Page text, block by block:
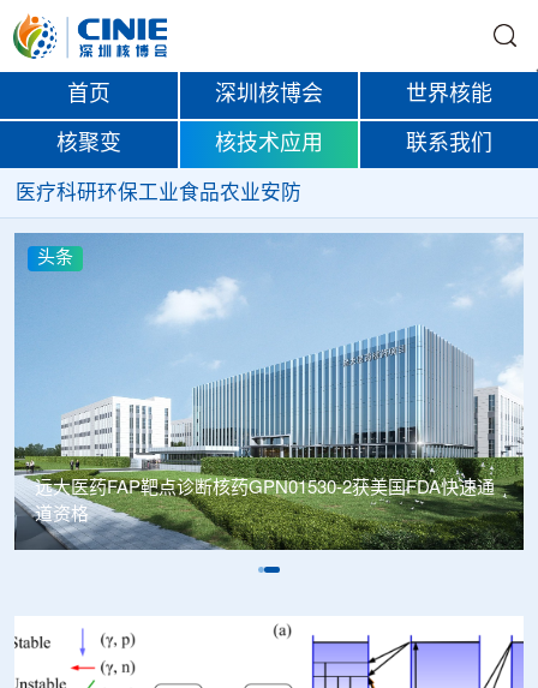
首页 深圳核博会 世界核能
核聚变 核技术应用 联系我们
医疗科研环保工业食品农业安防
头条
远大医药FAP靶点诊断核药GPN01530-2获美国FDA快速通
道资格